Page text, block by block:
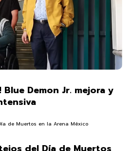
Blue Demon Jr. mejora y